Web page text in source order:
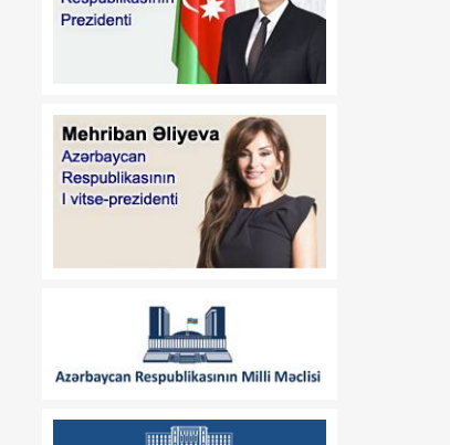
uğurları
Trans-Xəzər fiber-optik
Avrasiyanın rəqəmsal
körpüsünə çevirir
07 Avqust
Ukraynalı ekspert:
Azərbaycan xarici
prioritetinin yalnız milli
olduğunu nümayiş etdirir
16:34
07 Avqust
“Vətən” jurnalı: Özbəkistan
və Azərbaycan: Müttəfiqlik
07 Avqust